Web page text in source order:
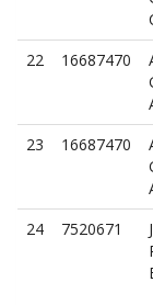
22
16687470
23
16687470
24
7520671